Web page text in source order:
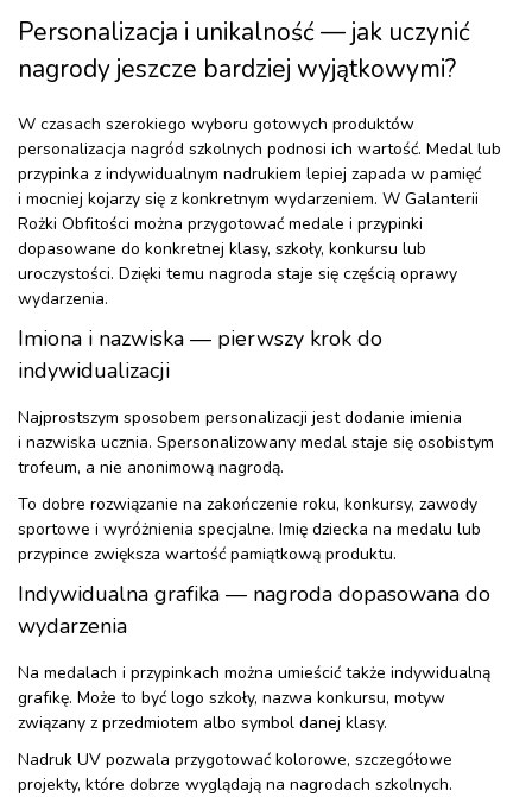
Personalizacja i unikalność — jak uczynić
nagrody jeszcze bardziej wyjątkowymi?
W czasach szerokiego wyboru gotowych produktów
personalizacja nagród szkolnych podnosi ich wartość. Medal lub
przypinka z indywidualnym nadrukiem lepiej zapada w pamięć
i mocniej kojarzy się z konkretnym wydarzeniem. W Galanterii
Rożki Obfitości można przygotować medale i przypinki
dopasowane do konkretnej klasy, szkoły, konkursu lub
uroczystości. Dzięki temu nagroda staje się częścią oprawy
wydarzenia.
Imiona i nazwiska — pierwszy krok do
indywidualizacji
Najprostszym sposobem personalizacji jest dodanie imienia
i nazwiska ucznia. Spersonalizowany medal staje się osobistym
trofeum, a nie anonimową nagrodą.
To dobre rozwiązanie na zakończenie roku, konkursy, zawody
sportowe i wyróżnienia specjalne. Imię dziecka na medalu lub
przypince zwiększa wartość pamiątkową produktu.
Indywidualna grafika — nagroda dopasowana do
wydarzenia
Na medalach i przypinkach można umieścić także indywidualną
grafikę. Może to być logo szkoły, nazwa konkursu, motyw
związany z przedmiotem albo symbol danej klasy.
Nadruk UV pozwala przygotować kolorowe, szczegółowe
projekty, które dobrze wyglądają na nagrodach szkolnych.